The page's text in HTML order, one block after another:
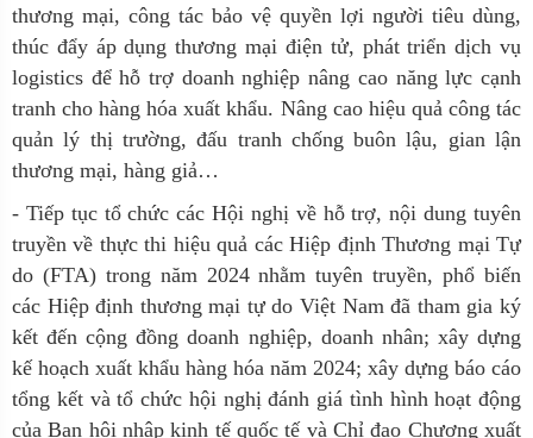
thương mại, công tác bảo vệ quyền lợi người tiêu dùng,
thúc đẩy áp dụng thương mại điện tử, phát triển dịch vụ
logistics để hỗ trợ doanh nghiệp nâng cao năng lực cạnh
tranh cho hàng hóa xuất khẩu. Nâng cao hiệu quả công tác
quản lý thị trường, đấu tranh chống buôn lậu, gian lận
thương mại, hàng giả…
- Tiếp tục tổ chức các Hội nghị về hỗ trợ, nội dung tuyên
truyền về thực thi hiệu quả các Hiệp định Thương mại Tự
do (FTA) trong năm 2024 nhằm tuyên truyền, phổ biến
các Hiệp định thương mại tự do Việt Nam đã tham gia ký
kết đến cộng đồng doanh nghiệp, doanh nhân; xây dựng
kế hoạch xuất khẩu hàng hóa năm 2024; xây dựng báo cáo
tổng kết và tổ chức hội nghị đánh giá tình hình hoạt động
của Ban hội nhập kinh tế quốc tế và Chỉ đạo Chương xuất